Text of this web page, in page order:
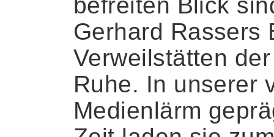
Gerhard Rassers
Verweilstätten der
Ruhe. In unserer
Medienlärm